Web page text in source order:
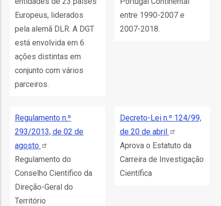
Europeus, liderados
pela alemã DLR. A DGT
está envolvida em 6
ações distintas em
conjunto com vários
parceiros.
entre 1990-2007 e
2007-2018.
Regulamento n.º
293/2013, de 02 de
agosto
Regulamento do
Conselho Científico da
Direção-Geral do
Território
Decreto-Lei n.º 124/99,
de 20 de abril
Aprova o Estatuto da
Carreira de Investigação
Científica